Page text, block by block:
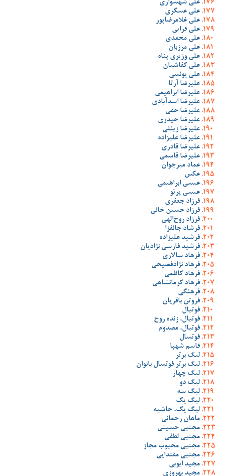
علی شهسواری
علی عسگری
علی غلامرضاپور
علی قرایی
علی محمدی
علی مرزبان
علی وزیری پناه
علی کفاشیان
علی یونسی
علیرضا آرتا
علیرضا ابراهیمی
علیرضا اسدآبادی
علیرضا حقی
علیرضا حیدری
علیرضا زینلی
علیرضا علیزاده
علیرضا قادری
علیرضا قاسمی
عماد میرجوان
عکس
عیسی ابراهیمی
عیسی پرتو
فرزاد جعفری
فرزاد حسین خانی
فرزاد روح‌الهی
فرشاد جانفزا
فرشید علیزاده
فرشید فارسی نژادیان
فرهاد سالاری
فرهاد نژادفصیحی
فرهاد کاظمی
فرهاد کرمانشاهی
فرهنگی
فروتن باقریان
فوتبال
فوتبال، زنده روح
فوتبال، مصدوم
فوتسال
قاسم شهبا
لیگ برتر
لیگ برتر فوتسال بانوان
لیگ چهار
لیگ دو
لیگ سه
لیگ یک
لیگ یک، حاشیه
ماهان رحمانی
مجتبی حسینی
مجتبی لطفی
مجتبی محبوب مجاز
مجتبی مقتدایی
مجید ایوبی
مجید بهروزی